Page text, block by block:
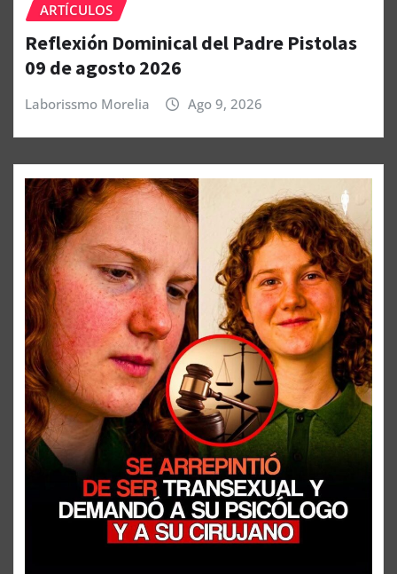
ARTÍCULOS
Reflexión Dominical del Padre Pistolas
09 de agosto 2026
Laborissmo Morelia Ago 9, 2026